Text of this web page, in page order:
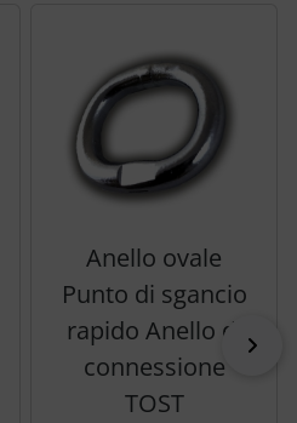
Anello ovale
Punto di sgancio
rapido Anello di
connessione
TOST